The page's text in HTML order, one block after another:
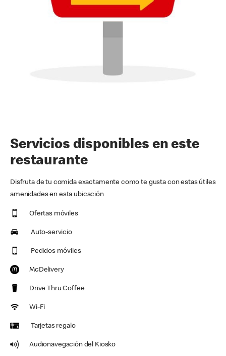
Servicios disponibles en este
restaurante
Disfruta de tu comida exactamente como te gusta con estas útiles
amenidades en esta ubicación
Ofertas móviles
Auto-servicio
Pedidos móviles
McDelivery
Drive Thru Coffee
Wi-Fi
Tarjetas regalo
Audionavegación del Kiosko